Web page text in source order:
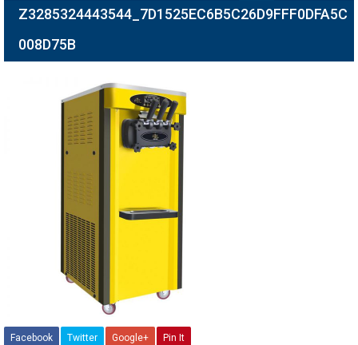
Z3285324443544_7D1525EC6B5C26D9FFF0DFA5C
008D75B
Facebook Twitter Google+ Pin It